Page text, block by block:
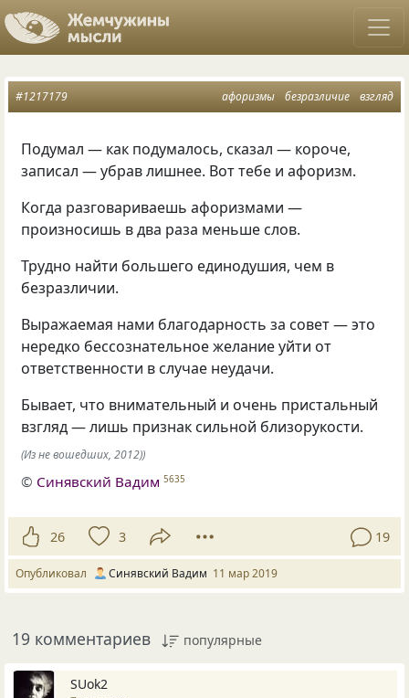
афоризмы безразличие взгляд
#1217179
Подумал — как подумалось, сказал — короче,
записал — убрав лишнее. Вот тебе и афоризм.
Когда разговариваешь афоризмами —
произносишь в два раза меньше слов.
Трудно найти большего единодушия, чем в
безразличии.
Выражаемая нами благодарность за совет — это
нередко бессознательное желание уйти от
ответственности в случае неудачи.
Бывает, что внимательный и очень пристальный
взгляд — лишь признак сильной близорукости.
(Из не вошедших, 2012))
© Синявский Вадим 5635
26 3 19
Опубликовал Синявский Вадим 11 мар 2019
19 комментариев популярные
SUok2